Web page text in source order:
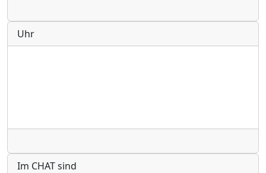
Uhr
Im CHAT sind